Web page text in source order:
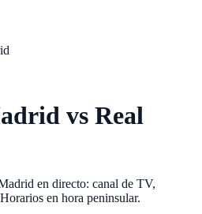
vs Real
en directo: canal de TV,
en hora peninsular.